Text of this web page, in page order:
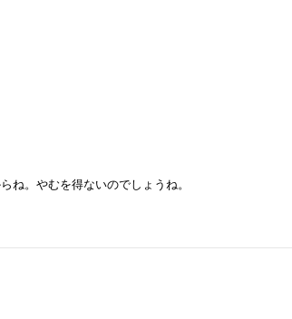
ね。やむを得ないのでしょうね。